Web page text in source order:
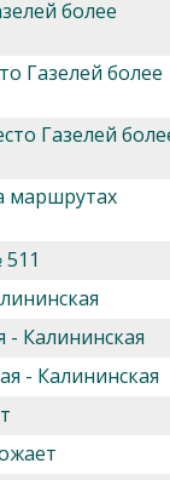
более
Газелей более
Газелей
маршрутах
Калининская
- Калининская